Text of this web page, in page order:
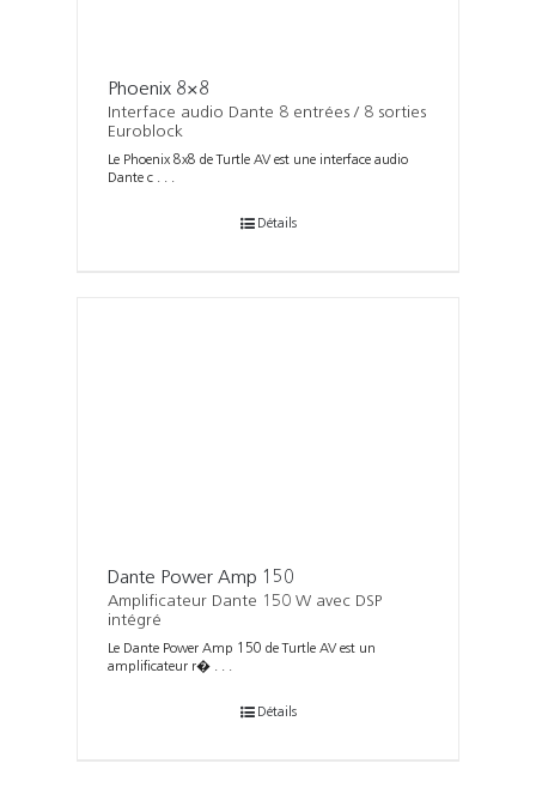
Phoenix 8×8
Interface audio Dante 8 entrées / 8 sorties
Euroblock
Le Phoenix 8x8 de Turtle AV est une interface audio
Dante c . . .
Détails
Dante Power Amp 150
Amplificateur Dante 150 W avec DSP
intégré
Le Dante Power Amp 150 de Turtle AV est un
amplificateur r� . . .
Détails